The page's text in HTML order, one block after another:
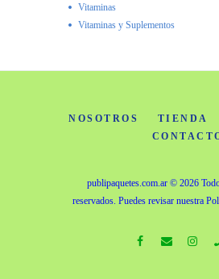
Vitaminas
Vitaminas y Suplementos
NOSOTROS TIENDA
publipaquetes.com.ar© 2026
reservados. Puedes revisar nuestra